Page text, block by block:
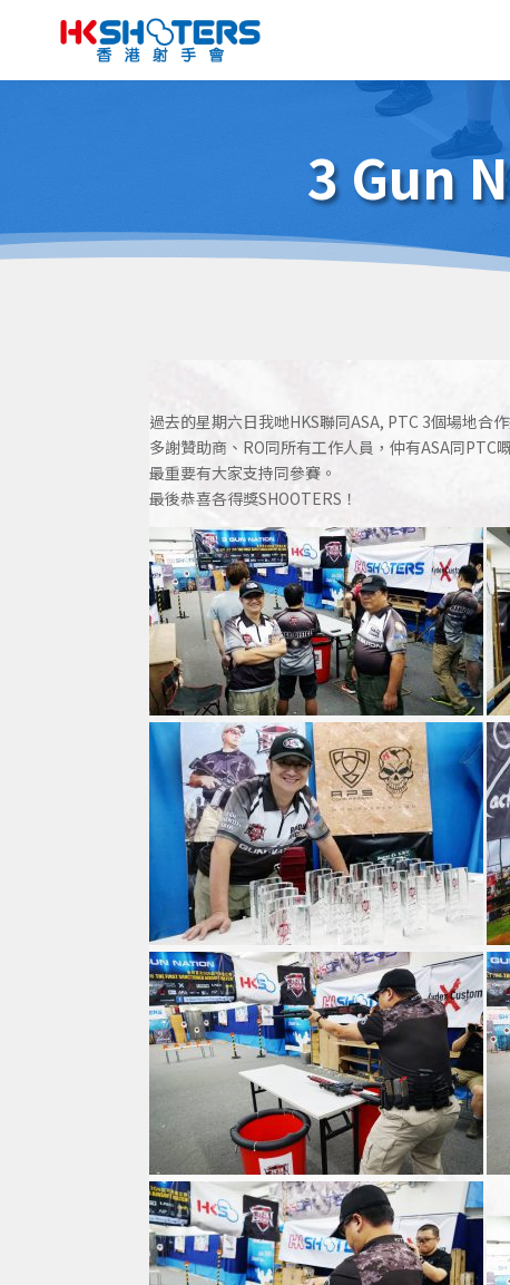
3 Gun
過去的星期六日我哋HKS聯同ASA, PTC 3個場地合
多謝贊助商、RO同所有工作人員，仲有ASA同PTC
最重要有大家支持同參賽。
最後恭喜各得獎SHOOTERS！